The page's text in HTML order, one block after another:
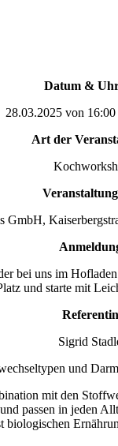
Datum &
28.03.2025 von
Art der
GmbH,
bei uns im
und starte mit
Sigrid
und
mit den
passen in jeden